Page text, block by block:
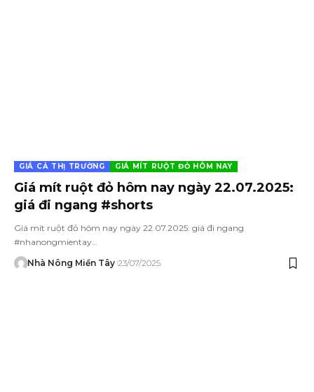
GIÁ CẢ THỊ TRƯỜNG GIÁ MÍT RUỘT ĐỎ HÔM NAY
Giá mít ruột đỏ hôm nay ngày 22.07.2025:
giá đi ngang #shorts
Giá mít ruột đỏ hôm nay ngày 22.07.2025: giá đi ngang
#nhanongmientay…
Nhà Nông Miền Tây 23/07/2025